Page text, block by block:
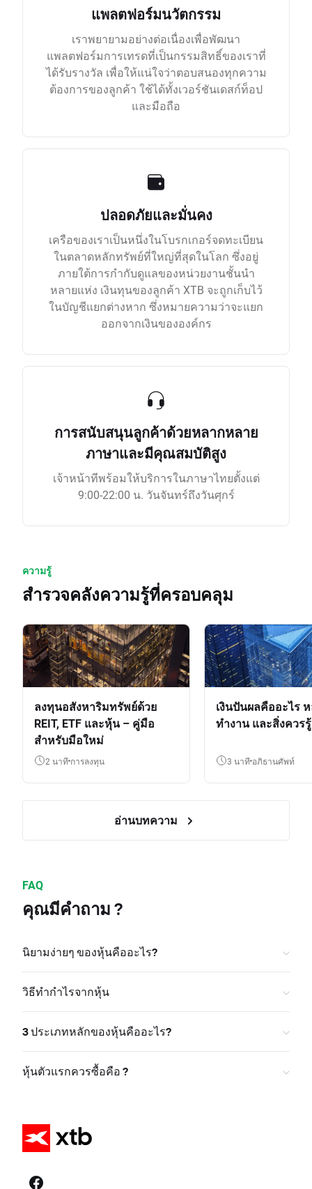
แพลตฟอร์มนวัตกรรม
เราพยายามอย่างต่อเนื่องเพื่อพัฒนา
แพลตฟอร์มการเทรดที่เป็นกรรมสิทธิ์ของเราที่
ได้รับรางวัล เพื่อให้แน่ใจว่าตอบสนองทุกความ
ต้องการของลูกค้า ใช้ได้ทั้งเวอร์ชันเดสก์ท็อป
และมือถือ
ปลอดภัยและมั่นคง
เครือของเราเป็นหนึ่งในโบรกเกอร์จดทะเบียน
ในตลาดหลักทรัพย์ที่ใหญ่ที่สุดในโลก ซึ่งอยู่
ภายใต้การกำกับดูแลของหน่วยงานชั้นนำ
หลายแห่ง เงินทุนของลูกค้า XTB จะถูกเก็บไว้
ในบัญชีแยกต่างหาก ซึ่งหมายความว่าจะแยก
ออกจากเงินขององค์กร
การสนับสนุนลูกค้าด้วยหลากหลาย
ภาษาและมีคุณสมบัติสูง
เจ้าหน้าทีพร้อมให้บริการในภาษาไทยตั้งแต่
9:00-22:00 น. วันจันทร์ถึงวันศุกร์
ความรู้
สำรวจคลังความรู้ที่ครอบคลุม
ลงทุนอสังหาริมทรัพย์ด้วย
REIT, ETF และหุ้น – คู่มือ
สำหรับมือใหม่
2 นาที การลงทุน
เงินปันผลคืออะไร
ทำงาน และสิ่งควรรู้
3 นาที อภิธานศัพท์
อ่านบทความ
FAQ
คุณมีคำถาม ?
นิยามง่ายๆ ของหุ้นคืออะไร?
วิธีทำกำไรจากหุ้น
3 ประเภทหลักของหุ้นคืออะไร?
หุ้นตัวแรกควรซื้อคือ ?